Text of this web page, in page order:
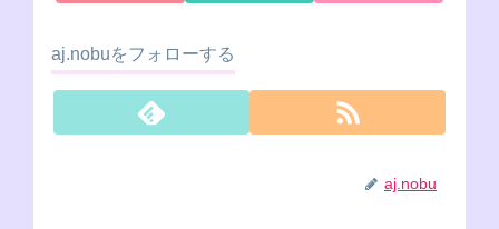
aj.nobuをフォローする
aj.nobu